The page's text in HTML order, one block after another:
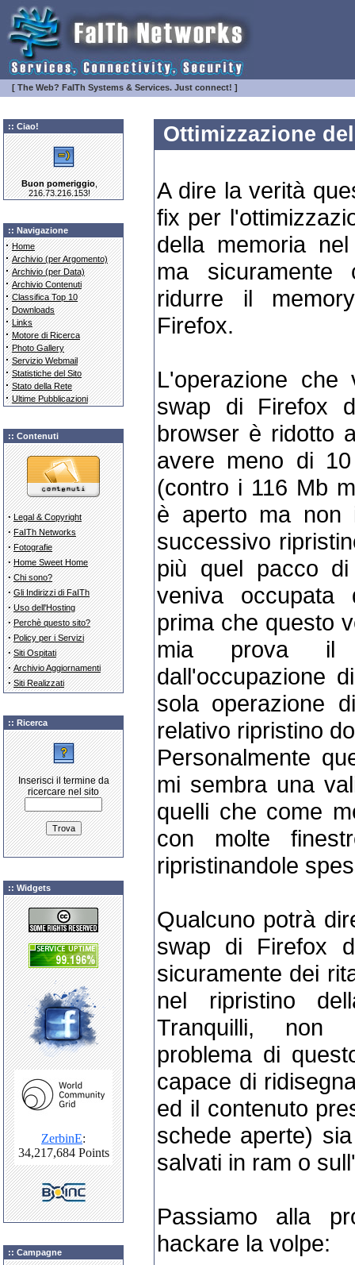
[ The Web? FaITh Systems & Services. Just connect! ]
:: Ciao!
Buon pomeriggio,
216.73.216.153!
:: Navigazione
· Home
· Archivio (per Argomento)
· Archivio (per Data)
· Archivio Contenuti
· Classifica Top 10
· Downloads
· Links
· Motore di Ricerca
· Photo Gallery
· Servizio Webmail
· Statistiche del Sito
· Stato della Rete
· Ultime Pubblicazioni
:: Contenuti
· Legal & Copyright
· FaITh Networks
· Fotografie
· Home Sweet Home
· Chi sono?
· Gli Indirizzi di FaITh
· Uso dell'Hosting
· Perchè questo sito?
· Policy per i Servizi
· Siti Ospitati
· Archivio Aggiornamenti
· Siti Realizzati
:: Ricerca
Inserisci il termine da
ricercare nel sito
:: Widgets
:: Campagne
Ottimizzazione
A dire la verità
fix per
della memoria
ma sicuramente
ridurre il
Firefox.
L'operazione
swap di Firefox
browser è ridotto
avere meno di
(contro i 116 Mb
è aperto ma
successivo
più quel pacco di
veniva occupata
prima che questo
mia prova il
dall'occupazione
sola operazione
relativo ripristino
Personalmente
mi sembra una
quelli che come
con molte
ripristinandole
Qualcuno potrà
swap di Firefox
sicuramente dei
nel ripristino
Tranquilli, non
problema di
capace di
ed il contenuto
schede aperte)
salvati in ram o
Passiamo alla
hackare la volpe: